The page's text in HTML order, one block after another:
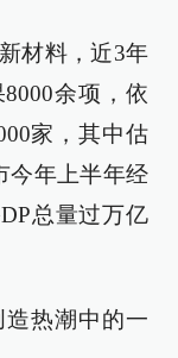
材料，近3年
余项，依
家，其中估
今年上半年经
总量过万亿
热潮中的一